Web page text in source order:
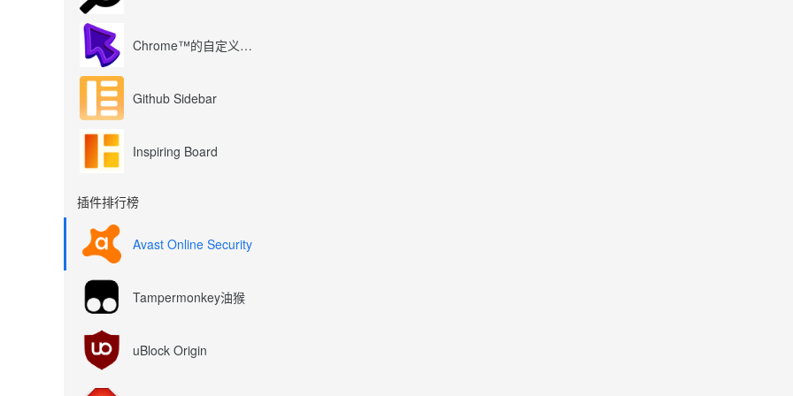
Chrome™的自定义光标
Github Sidebar
Inspiring Board
插件排行榜
Avast Online Security
Tampermonkey油猴
uBlock Origin